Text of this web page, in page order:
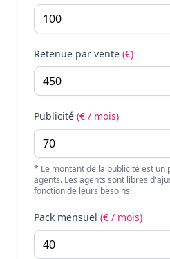
Retenue par vente (€)
Publicité (€ / mois)
* Le montant de la publicité est un
agents. Les agents sont libres
fonction de leurs besoins.
Pack mensuel (€ / mois)